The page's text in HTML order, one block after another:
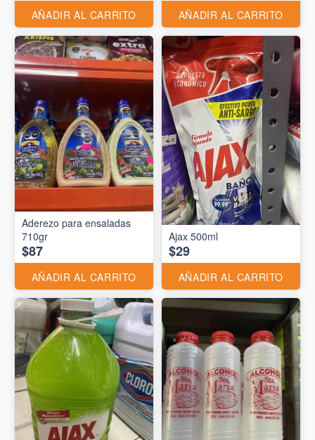
AÑADIR AL CARRITO AÑADIR AL CARRITO
Aderezo para ensaladas
710gr
$87
AÑADIR AL CARRITO
Ajax 500ml
$29
AÑADIR AL CARRITO